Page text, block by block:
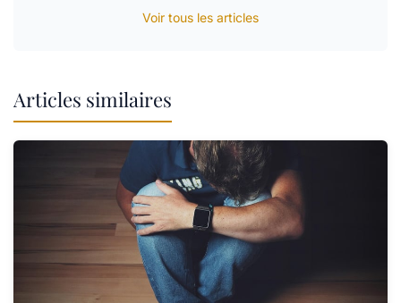
Voir tous les articles
Articles similaires